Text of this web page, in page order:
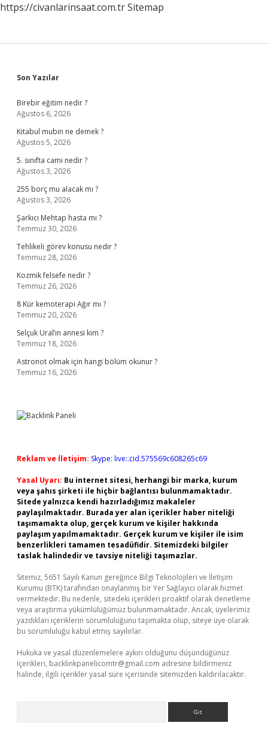
https://civanlarinsaat.com.trSitemap
Sidebar
Son Yazılar
Birebir eğitim nedir ?
Ağustos 6, 2026
Kitabul mubin ne demek ?
Ağustos 5, 2026
5. sınıfta cami nedir ?
Ağustos 3, 2026
255 borç mu alacak mı ?
Ağustos 3, 2026
Şarkıcı Mehtap hasta mı ?
Temmuz 30, 2026
Tehlikeli görev konusu nedir ?
Temmuz 28, 2026
Kozmik felsefe nedir ?
Temmuz 26, 2026
8 Kür kemoterapi Ağır mı ?
Temmuz 20, 2026
Selçuk Ural’ın annesi kim ?
Temmuz 18, 2026
Astronot olmak için hangi bölüm okunur ?
Temmuz 16, 2026
Reklam ve İletişim: Skype: live:.cid.575569c608265c69
Yasal Uyarı: Bu internet sitesi, herhangi bir marka, kurum
veya şahıs şirketi ile hiçbir bağlantısı bulunmamaktadır.
Sitede yalnızca kendi hazırladığımız makaleler
paylaşılmaktadır. Burada yer alan içerikler haber niteliği
taşımamakta olup, gerçek kurum ve kişiler hakkında
paylaşım yapılmamaktadır. Gerçek kurum ve kişiler ile isim
benzerlikleri tamamen tesadüfidir. Sitemizdeki bilgiler
taslak halindedir ve tavsiye niteliği taşımazlar.
Sitemiz, 5651 Sayılı Kanun gereğince Bilgi Teknolojileri ve İletişim
Kurumu (BTK) tarafından onaylanmış bir Yer Sağlayıcı olarak hizmet
vermektedir. Bu nedenle, sitedeki içerikleri proaktif olarak denetleme
veya araştırma yükümlülüğümüz bulunmamaktadır. Ancak, üyelerimiz
yazdıkları içeriklerin sorumluluğunu taşımakta olup, siteye üye olarak
bu sorumluluğu kabul etmiş sayılırlar.
Hukuka ve yasal düzenlemelere aykırı olduğunu düşündüğünüz
içerikleri, backlinkpanelicomtr@gmail.com adresine bildirmeniz
halinde, ilgili içerikler yasal süre içerisinde sitemizden kaldırılacaktır.